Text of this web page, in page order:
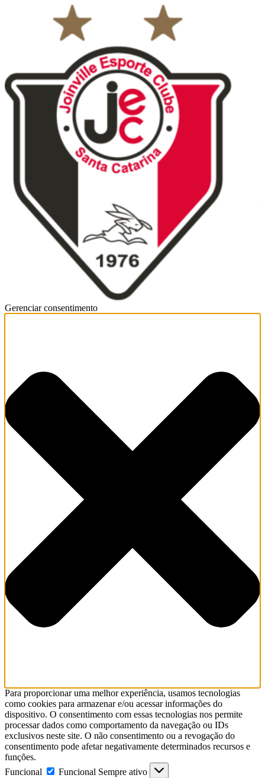
Gerenciar consentimento
Para proporcionar uma melhor experiência, usamos tecnologias
como cookies para armazenar e/ou acessar informações do
dispositivo. O consentimento com essas tecnologias nos permite
processar dados como comportamento da navegação ou IDs
exclusivos neste site. O não consentimento ou a revogação do
consentimento pode afetar negativamente determinados recursos e
funções.
Funcional
Funcional Sempre ativo